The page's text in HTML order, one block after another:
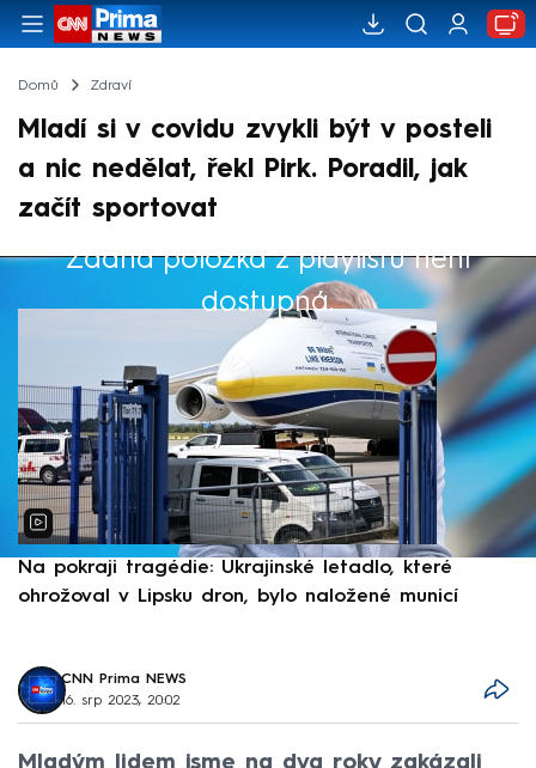
Domů Zdraví
Mladí si v covidu zvykli být v posteli
a nic nedělat, řekl Pirk. Poradil, jak
začít sportovat
Žádná položka z playlistu není
dostupná.
Výběr redakce
Na pokraji tragédie: Ukrajinské letadlo, které
ohrožoval v Lipsku dron, bylo naložené municí
CNN Prima NEWS
16. srp 2023, 20:02
Mladým lidem jsme na dva roky zakázali